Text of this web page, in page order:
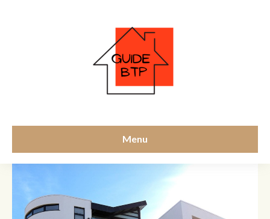
Menu
Location